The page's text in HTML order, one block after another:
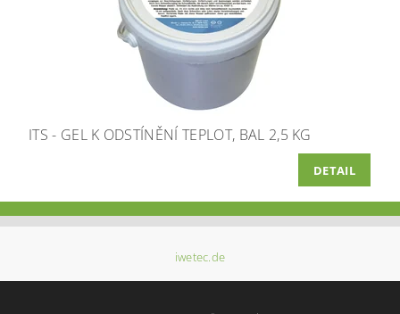
ITS - GEL K ODSTÍNĚNÍ TEPLOT, BAL 2,5 KG
DETAIL
iwetec.de